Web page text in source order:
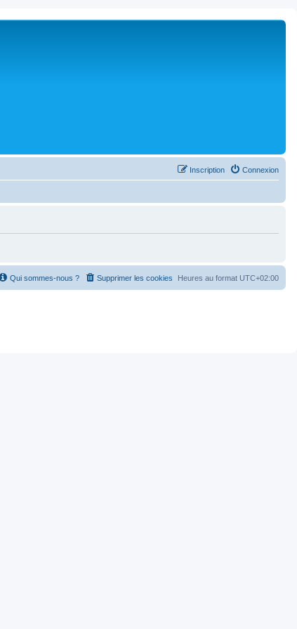
Connexion
Inscription
Heures au format UTC+02:00
Supprimer les cookies
Qui sommes-nous ?